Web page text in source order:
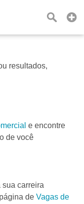
resultados,
e encontre
de você
sua carreira
de Vagas de